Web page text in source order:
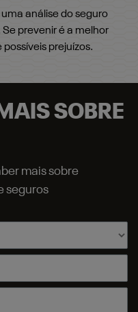
análise do seguro
prevenir é a melhor
prejuízos.
SOBRE
mais sobre
seguros